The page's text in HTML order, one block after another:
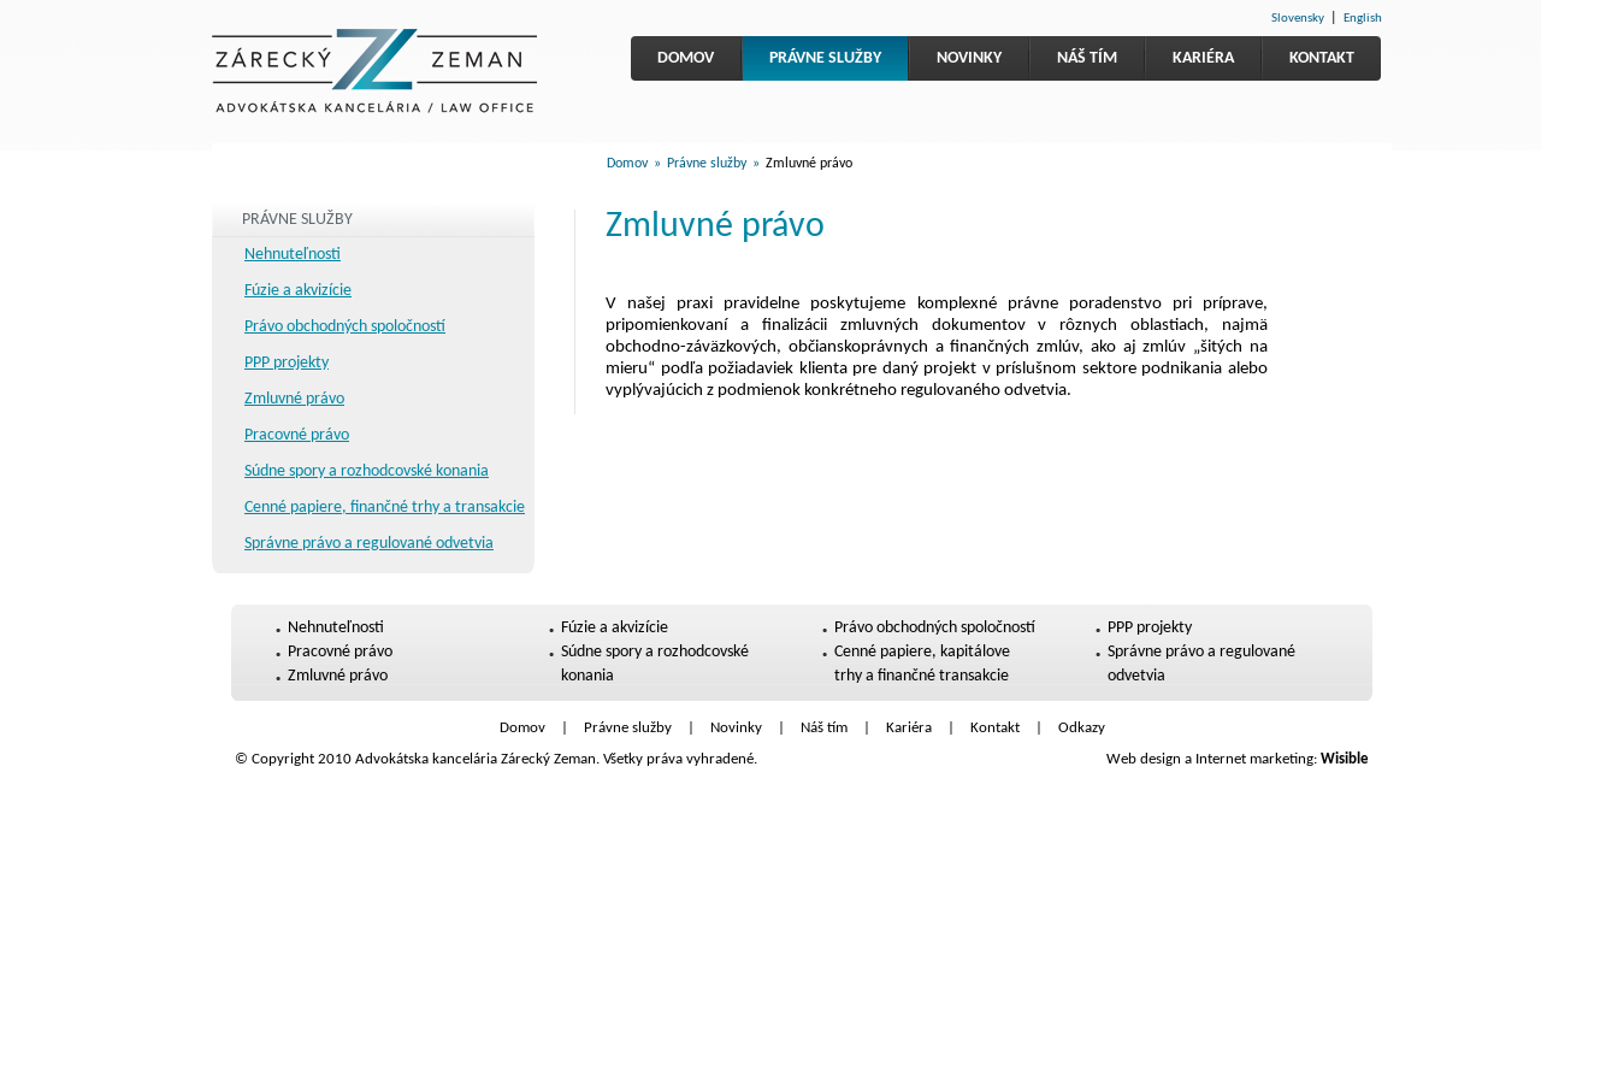
Slovensky English
DOMOV PRÁVNE SLUŽBY NOVINKY NÁŠ TÍM KARIÉRA KONTAKT
PRÁVNE SLUŽBY
Nehnuteľnosti
Fúzie a akvizície
Právo obchodných spoločností
PPP projekty
Zmluvné právo
Pracovné právo
Súdne spory a rozhodcovské konania
Cenné papiere, finančné trhy a transakcie
Správne právo a regulované odvetvia
Domov » Právne služby » Zmluvné právo
Zmluvné právo
V našej praxi pravidelne poskytujeme komplexné právne poradenstvo pri príprave,
pripomienkovaní a finalizácii zmluvných dokumentov v rôznych oblastiach, najmä
obchodno-záväzkových, občianskoprávnych a finančných zmlúv, ako aj zmlúv „šitých na
mieru“ podľa požiadaviek klienta pre daný projekt v príslušnom sektore podnikania alebo
vyplývajúcich z podmienok konkrétneho regulovaného odvetvia.
Nehnuteľnosti
Pracovné právo
Zmluvné právo
Fúzie a akvizície
Súdne spory a rozhodcovské
konania
Právo obchodných spoločností
Cenné papiere, kapitálove
trhy a finančné transakcie
PPP projekty
Správne právo a regulované
odvetvia
Domov Právne služby Novinky Náš tím Kariéra Kontakt
Odkazy
© Copyright 2010 Advokátska kancelária Zárecký Zeman. Všetky práva vyhradené.
Web design a Internet marketing: Wisible